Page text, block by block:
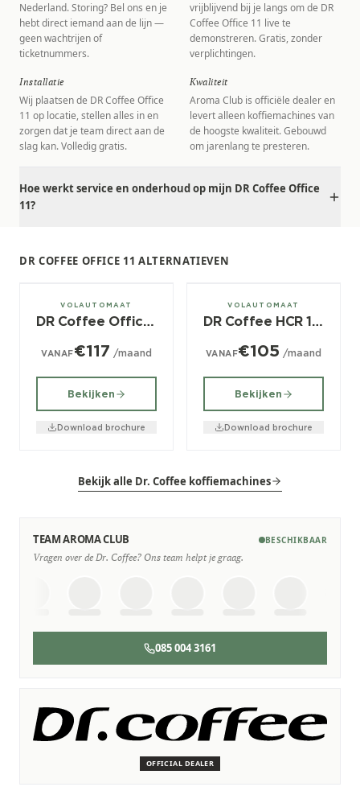
Nederland. Storing? Bel ons en je
hebt direct iemand aan de lijn —
geen wachtrijen of
ticketnummers.
vrijblijvend bij je langs om de DR
Coffee Office 11 live te
demonstreren. Gratis, zonder
verplichtingen.
Installatie
Wij plaatsen de DR Coffee Office
11 op locatie, stellen alles in en
zorgen dat je team direct aan de
slag kan. Volledig gratis.
Kwaliteit
Aroma Club is officiële dealer en
levert alleen koffiemachines van
de hoogste kwaliteit. Gebouwd
om jarenlang te presteren.
Hoe werkt service en onderhoud op mijn DR Coffee Office
11?
DR COFFEE OFFICE 11 ALTERNATIEVEN
± 50/dag
VOLAUTOMAAT
DR Coffee Office 100
VANAF€117 /maand
Bekijken
Download brochure
± 50/dag
VOLAUTOMAAT
DR Coffee HCR 100
VANAF€105 /maand
Bekijken
Download brochure
Bekijk alle Dr. Coffee koffiemachines
TEAM AROMA CLUB BESCHIKBAAR
Vragen over de Dr. Coffee? Ons team helpt je graag.
085 004 3161
OFFICIAL DEALER
Wij staan voor je klaar
Deskundige monteurs die verstand hebben van Dr. Coffee
Persoonlijk, snel en zonder gedoe.